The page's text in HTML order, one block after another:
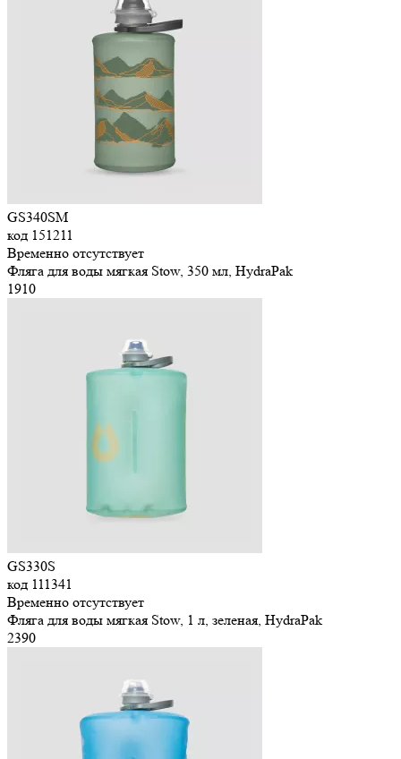
GS340SM
код 151211
Временно отсутствует
Фляга для воды мягкая Stow, 350 мл, HydraPak
1910
GS330S
код 111341
Временно отсутствует
Фляга для воды мягкая Stow, 1 л, зеленая, HydraPak
2390